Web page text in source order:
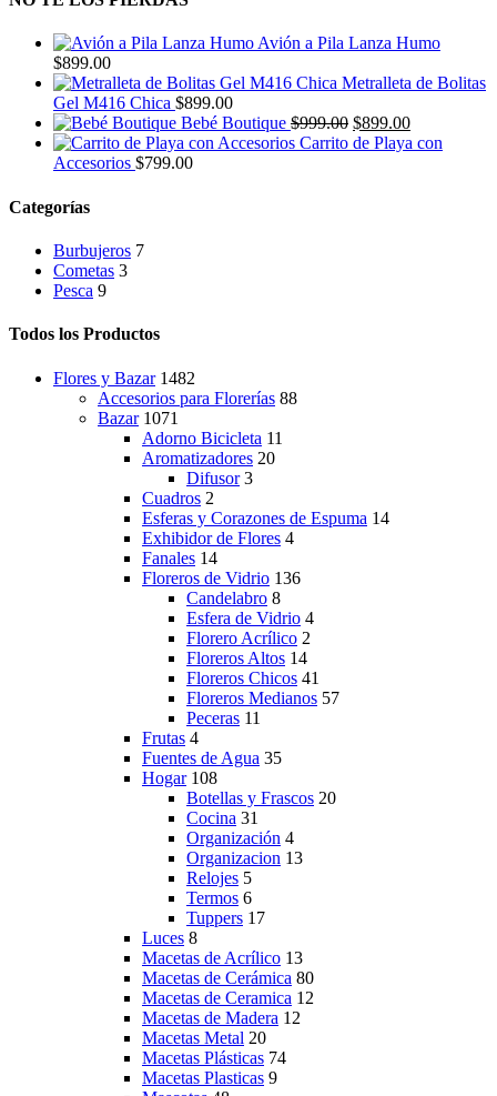
Avión a Pila Lanza Humo
$899.00
Metralleta de Bolitas
Gel M416 Chica $899.00
Bebé Boutique $999.00 El
precio
$899.00El
precio
Carrito de Playa con
Accesorios $799.00
Categorías
Burbujeros 7
Cometas 3
Pesca 9
Todos los Productos
Flores y Bazar 1482
Accesorios para Florerías 88
Bazar 1071
Adorno Bicicleta 11
Aromatizadores 20
Difusor 3
Cuadros 2
Esferas y Corazones de Espuma 14
Exhibidor de Flores 4
Fanales 14
Floreros de Vidrio 136
Candelabro 8
Esfera de Vidrio 4
Florero Acrílico 2
Floreros Altos 14
Floreros Chicos 41
Floreros Medianos 57
Peceras 11
Frutas 4
Fuentes de Agua 35
Hogar 108
Botellas y Frascos 20
Cocina 31
Organización 4
Organizacion 13
Relojes 5
Termos 6
Tuppers 17
Luces 8
Macetas de Acrílico 13
Macetas de Cerámica 80
Macetas de Ceramica 12
Macetas de Madera 12
Macetas Metal 20
Macetas Plásticas 74
Macetas Plasticas 9